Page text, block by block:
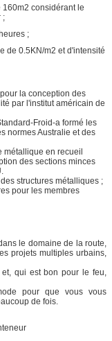
160m2 considérant le
;
;
de 0.5KN/m2 et d'intensité
la conception des
par l'institut américain de
Froid-a formé les
normes Australie et des
métallique en recueil
des sections minces
structures métalliques ;
pour les membres
le domaine de la route,
projets multiples urbains,
qui est bon pour le feu,
pour que vous vous
de fois.